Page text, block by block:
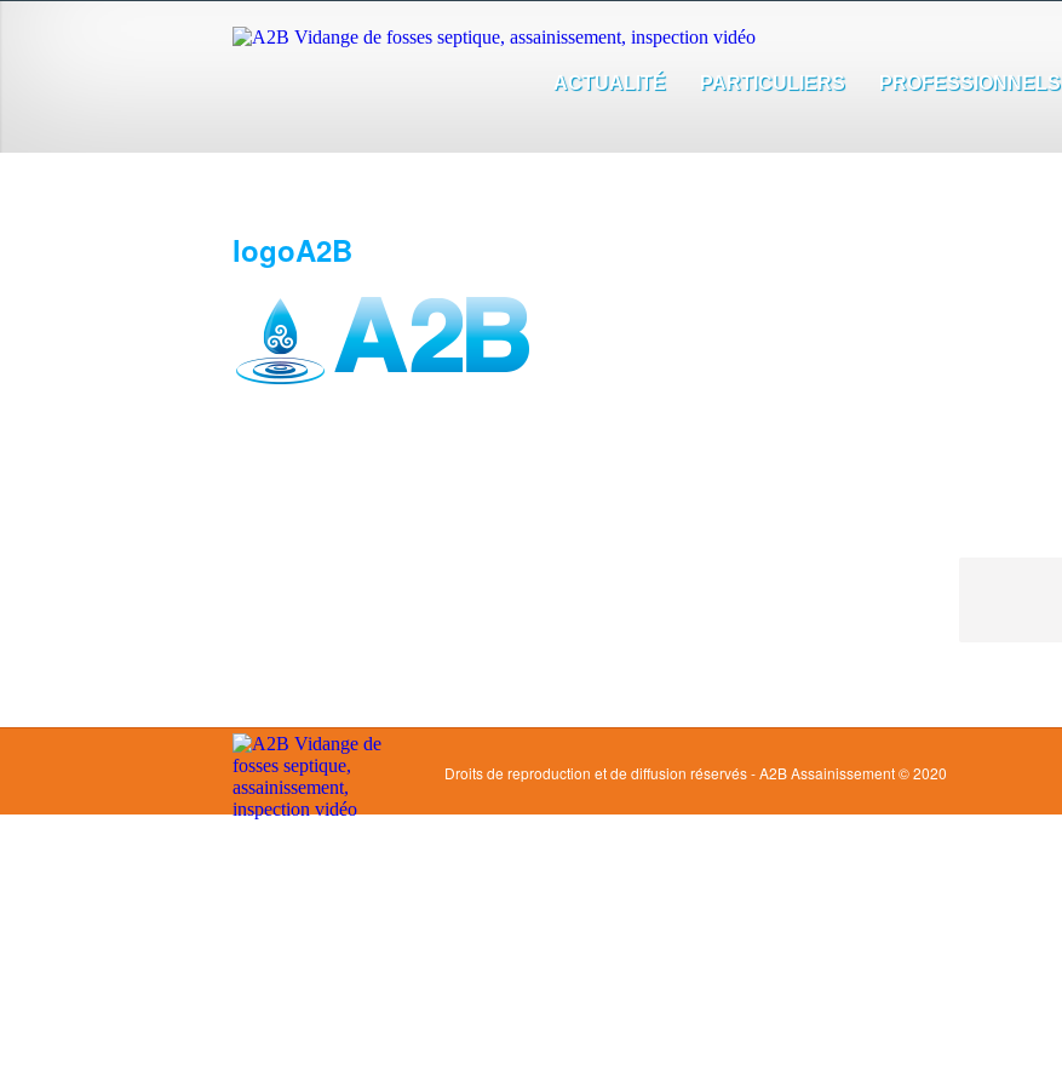
ACTUALITÉ PARTICULIERS PROFESSIONNELS
logoA2B
Droits de reproduction et de diffusion réservés - A2B Assainissement © 2020